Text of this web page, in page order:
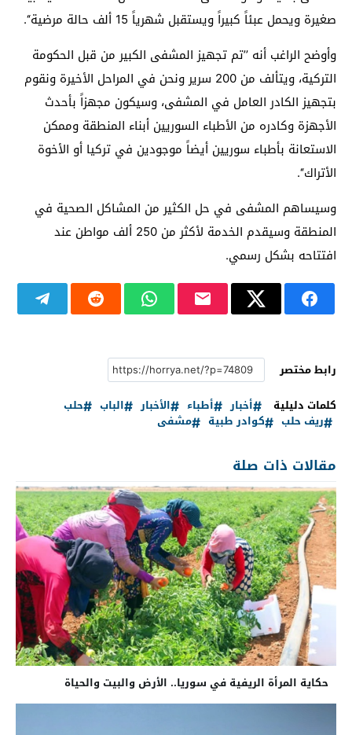
صغيرة ويحمل عبئاً كبيراً ويستقبل شهرياً 15 ألف حالة مرضية‘‘.
وأوضح الراغب أنه ’’تم تجهيز المشفى الكبير من قبل الحكومة
التركية، ويتألف من 200 سرير ونحن في المراحل الأخيرة ونقوم
بتجهيز الكادر العامل في المشفى، وسيكون مجهزاً بأحدث
الأجهزة وكادره من الأطباء السوريين أبناء المنطقة وممكن
الاستعانة بأطباء سوريين أيضاً موجودين في تركيا أو الأخوة
الأتراك‘‘.
وسيساهم المشفى في حل الكثير من المشاكل الصحية في
المنطقة وسيقدم الخدمة لأكثر من 250 ألف مواطن عند
افتتاحه بشكل رسمي.
رابط مختصر
كلمات دليلية
أخبار أطباء الأخبار الباب
حلب
ريف حلب
كوادر طبية مشفى
مقالات ذات صلة
حكاية المرأة الريفية في سوريا.. الأرض والبيت والحياة